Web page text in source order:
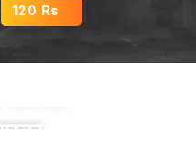
120 Rs